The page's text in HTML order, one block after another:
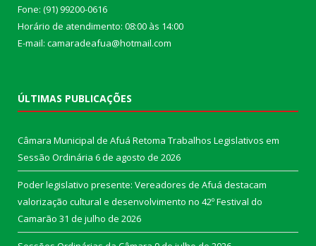
Fone: (91) 99200-0616
Horário de atendimento: 08:00 às 14:00
E-mail: camaradeafua@hotmail.com
ÚLTIMAS PUBLICAÇÕES
Câmara Municipal de Afuá Retoma Trabalhos Legislativos em
Sessão Ordinária 6 de agosto de 2026
Poder legislativo presente: Vereadores de Afuá destacam
valorização cultural e desenvolvimento no 42º Festival do
Camarão 31 de julho de 2026